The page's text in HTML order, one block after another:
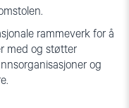
rammeverk for å
med og støtter
og